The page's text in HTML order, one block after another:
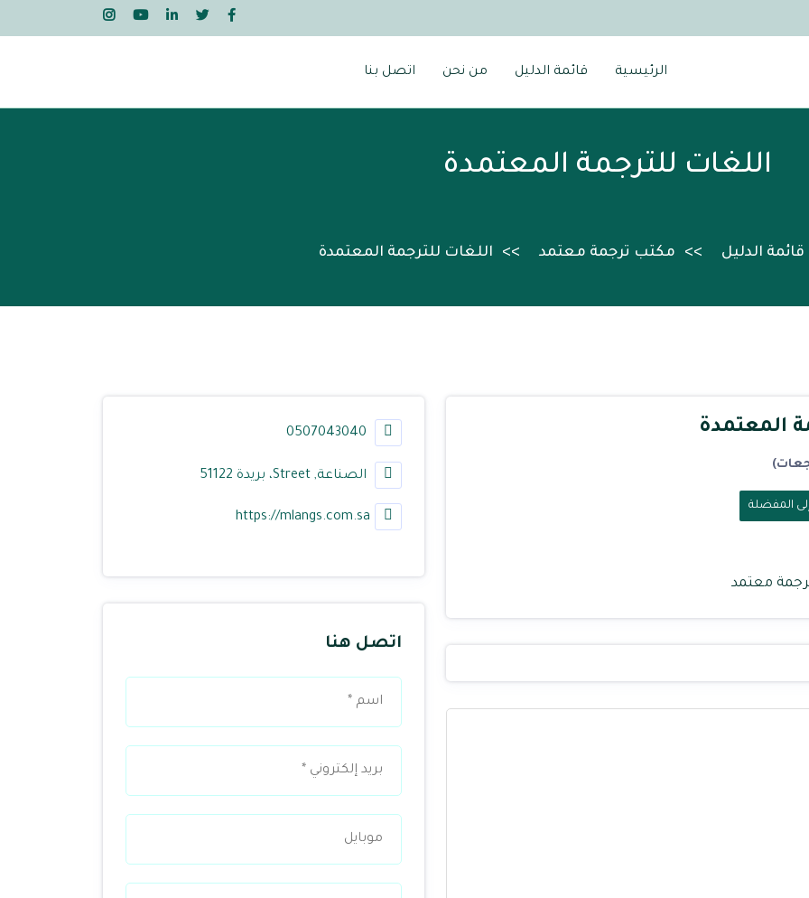
الرئيسية قائمة الدليل من نحن اتصل بنا
اللغات للترجمة المعتمدة
قائمة الدليل مكتب ترجمة معتمد اللغات للترجمة المعتمدة
المعتمدة
المفضلة
معتمد
الصناعة, Street، بريدة 51122
https://mlangs.com.sa
اتصل هنا